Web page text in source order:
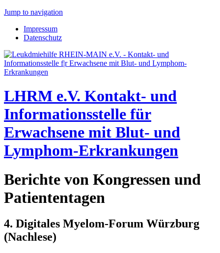
Jump to navigation
Impressum
Datenschutz
LHRM e.V. Kontakt- und
Informationsstelle für
Erwachsene mit Blut- und
Lymphom-Erkrankungen
Berichte von Kongressen und
Patiententagen
4. Digitales Myelom-Forum Würzburg
(Nachlese)